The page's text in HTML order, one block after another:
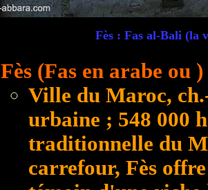
Fès : Fas al-Bali (la
Fès (Fas en arabe ou )
Ville du Maroc,
urbaine ; 548 000
traditionnelle du
carrefour, Fès